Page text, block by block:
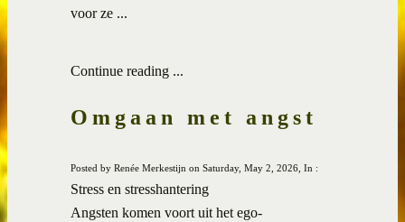
voor ze ...
Continue reading ...
Omgaan met angst
Posted by Renée Merkestijn on Saturday, May 2, 2026, In :
Stress en stresshantering
Angsten komen voort uit het ego-